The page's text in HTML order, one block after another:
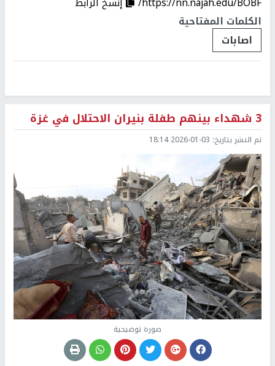
الكلمات المفتاحية
اصابات
3 شهداء بينهم طفلة بنيران الاحتلال في غزة
تم النشر بتاريخ: 2026-01-03 18:14
صورة توضيحية